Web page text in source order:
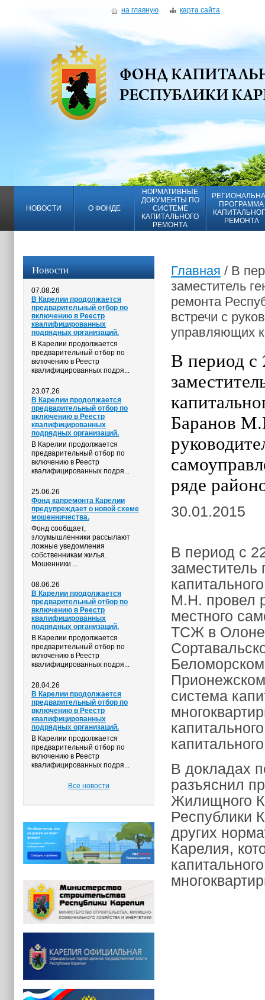
на главную карта сайта
НОВОСТИ О ФОНДЕ
НОРМАТИВНЫЕ
ДОКУМЕНТЫ ПО
СИСТЕМЕ
КАПИТАЛЬНОГО
РЕМОНТА
ПРОГРАММА
РЕМОНТА
Новости
07.08.26
В Карелии продолжается
предварительный отбор по
включению в Реестр
квалифицированных
подрядных организаций.
В Карелии продолжается
предварительный отбор по
включению в Реестр
квалифицированных подря...
23.07.26
В Карелии продолжается
предварительный отбор по
включению в Реестр
квалифицированных
подрядных организаций.
В Карелии продолжается
предварительный отбор по
включению в Реестр
квалифицированных подря...
25.06.26
Фонд капремонта Карелии
предупреждает о новой схеме
мошенничества.
Фонд сообщает,
злоумышленники рассылают
ложные уведомления
собственникам жилья.
Мошенники ...
08.06.26
В Карелии продолжается
предварительный отбор по
включению в Реестр
квалифицированных
подрядных организаций.
В Карелии продолжается
предварительный отбор по
включению в Реестр
квалифицированных подря...
28.04.26
В Карелии продолжается
предварительный отбор по
включению в Реестр
квалифицированных
подрядных организаций.
В Карелии продолжается
предварительный отбор по
включению в Реестр
квалифицированных подря...
Все новости
Главная / В
заместитель
ремонта
встречи с
управляющих
В период с
Баранов
ряде
30.01.2015
В период с
заместитель
М.Н. провел
местного
ТСЖ в
система
В докладах
разъяснил
Жилищного
Республики
других
Карелия,